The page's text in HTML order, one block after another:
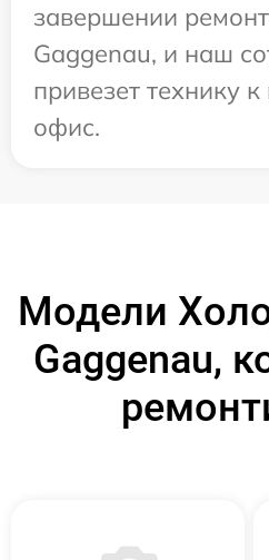
завершении
Gaggenau, и наш
привезет технику
офис.
Модели
Gaggenau,